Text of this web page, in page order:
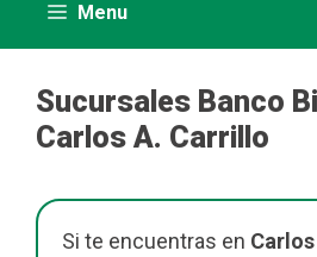
Menu
Sucursales Banco
Carlos A. Carrillo
Si te encuentras en